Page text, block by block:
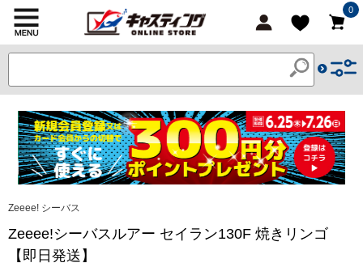
0
Zeeee! シーバス
Zeeee!シーバスルアー セイラン130F 焼きリンゴ
【即日発送】